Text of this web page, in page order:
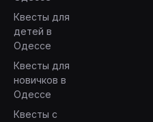
Квесты для
детей в
Одессе
Квесты для
новичков в
Одессе
Квесты с